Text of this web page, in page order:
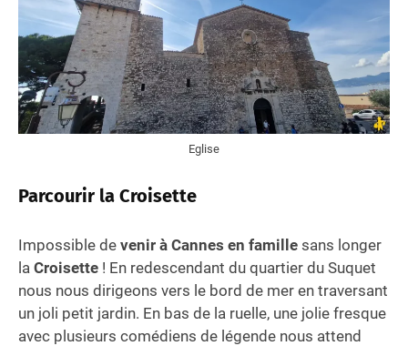
Eglise
Parcourir la Croisette
Impossible de venir à Cannes en famille sans longer
la Croisette ! En redescendant du quartier du Suquet
nous nous dirigeons vers le bord de mer en traversant
un joli petit jardin. En bas de la ruelle, une jolie fresque
avec plusieurs comédiens de légende nous attend